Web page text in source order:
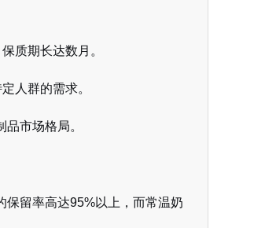
质期长达数月。
人群的需求。
市场格局。
保留率高达95%以上，而常温奶